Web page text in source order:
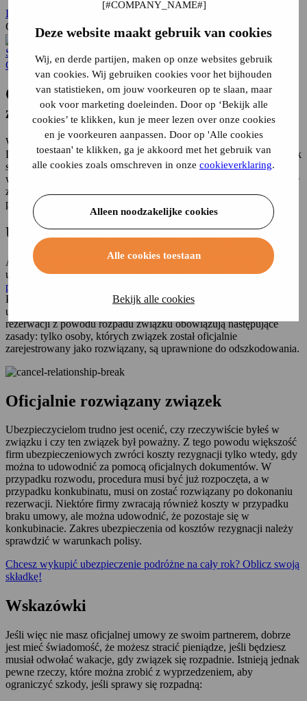
Deze website maakt gebruik van cookies
Wij, en derde partijen, maken op onze websites gebruik
van cookies. Wij gebruiken cookies voor het bijhouden
van statistieken, om jouw voorkeuren op te slaan, maar
ook voor marketing doeleinden. Door op ‘Bekijk alle
cookies’ te klikken, kun je meer lezen over onze cookies
en je voorkeuren aanpassen. Door op 'Alle cookies
toestaan' te klikken, ga je akkoord met het gebruik van
alle cookies zoals omschreven in onze cookieverklaring.
Alleen noodzakelijke cookies
Alle cookies toestaan
Bekijk alle cookies
Logowanie
Czego szukasz?
Strona główna
Ciągła podróż w...
Odwołanie podróży z powodu rozpadu
związku: czy zwrot kosztów?
Wiele osób rezerwuje swoje wakacje z dużym wyprzedzeniem.
Dlatego może się zdarzyć, że do czasu wyjazdu na wakacje związek
się rozpadnie. Większość ludzi nie chce wyjeżdżać na wspólne
wakacje po zakończeniu związku. Przynajmniej jedno z nich będzie
zatem musiało odwołać swoje wakacje. Ale czy te koszty zostaną
pokryte przez ubezpieczenie od kosztów rezygnacji?
Ubezpieczenie od kosztów rezygnacji
Aby otrzymać zwrot kosztów rezygnacji, musisz posiadać
ubezpieczenie od kosztów rezygnacji wraz zubezpieczeniem
podróżnym
Powody uznawane za "ważne" można znaleźć w warunkach polisy
ubezpieczenia od kosztów rezygnacji. W przypadku anulowania
rezerwacji z powodu rozpadu związku obowiązują następujące
zasady: tylko osoby, których związek został oficjalnie
zarejestrowany jako rozwiązany, są uprawnione do odszkodowania.
Oficjalnie rozwiązany związek
Ubezpieczycielom trudno jest ocenić, czy rzeczywiście byłeś w
związku i czy ten związek był poważny. Z tego powodu większość
firm ubezpieczeniowych zwróci koszty rezygnacji tylko wtedy, gdy
można to udowodnić za pomocą oficjalnych dokumentów. W
przypadku rozwodu, procedura musi być już rozpoczęta, a w
przypadku konkubinatu, musi on zostać rozwiązany po dokonaniu
rezerwacji. Niektóre firmy zwracają również koszty w przypadku
braku umowy, ale można udowodnić, że pozostaje się w
konkubinacie. Zakres ubezpieczenia od kosztów rezygnacji należy
sprawdzić w warunkach polisy.
Chcesz wykupić ubezpieczenie podróżne na cały rok? Oblicz swoją
składkę!
Wskazówki
Jeśli więc nie masz oficjalnej umowy ze swoim partnerem, dobrze
jest mieć świadomość, że możesz stracić pieniądze, jeśli będziesz
musiał odwołać wakacje, gdy związek się rozpadnie. Istnieją jednak
pewne rzeczy, które można zrobić z wyprzedzeniem, aby
ograniczyć szkody, jeśli sprawy się rozpadną: